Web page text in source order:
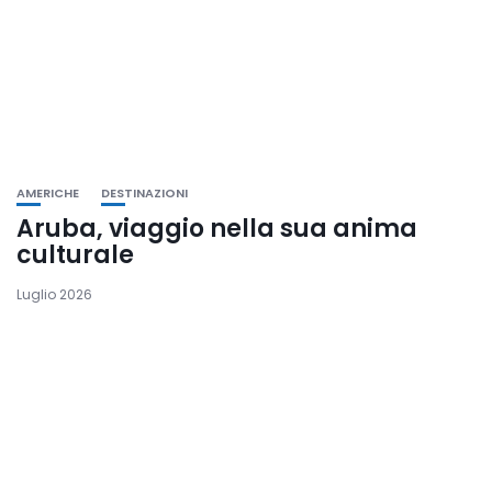
AMERICHE DESTINAZIONI
Aruba, viaggio nella sua anima
culturale
Luglio 2026